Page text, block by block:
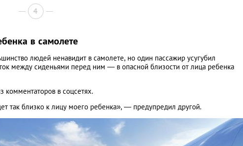
4
в самолете
людей ненавидит в самолете, но один пассажир усугубил
между сиденьями перед ним — в опасной близости от лица ребенка
в соцсетях.
так близко к лицу моего ребенка», — предупредил другой.